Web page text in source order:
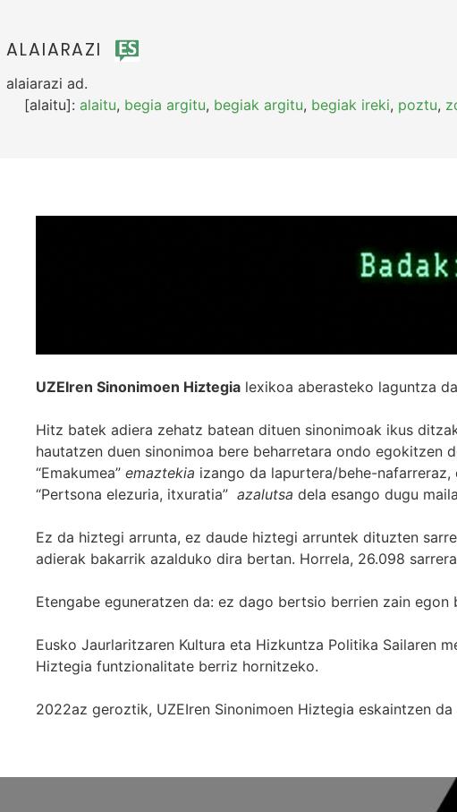
ALAIARAZI
alaiarazi ad.
[alaitu]: alaitu, begia argitu, begiak argitu, begiak ireki, poztu,
UZEIren Sinonimoen Hiztegia lexikoa aberasteko laguntza
Hitz batek adiera zehatz batean dituen sinonimoak ikus
hautatzen duen sinonimoa bere beharretara ondo egokitzen
“Emakumea” emaztekia izango da lapurtera/behe-nafarreraz,
“Pertsona elezuria, itxuratia” azalutsa dela esango dugu
Ez da hiztegi arrunta, ez daude hiztegi arruntek dituzten
adierak bakarrik azalduko dira bertan. Horrela, 26.098
Etengabe eguneratzen da: ez dago bertsio berrien zain
Eusko Jaurlaritzaren Kultura eta Hizkuntza Politika Sailaren
Hiztegia funtzionalitate berriz hornitzeko.
2022az geroztik, UZEIren Sinonimoen Hiztegia eskaintzen